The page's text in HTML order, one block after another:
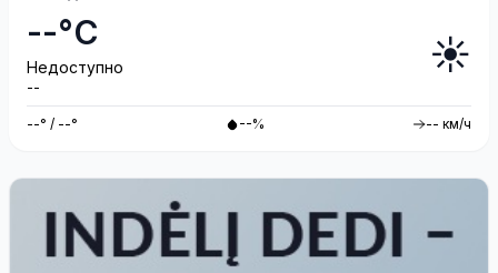
--°C
Недоступно
--
☀️
--° / --° --% -- км/ч